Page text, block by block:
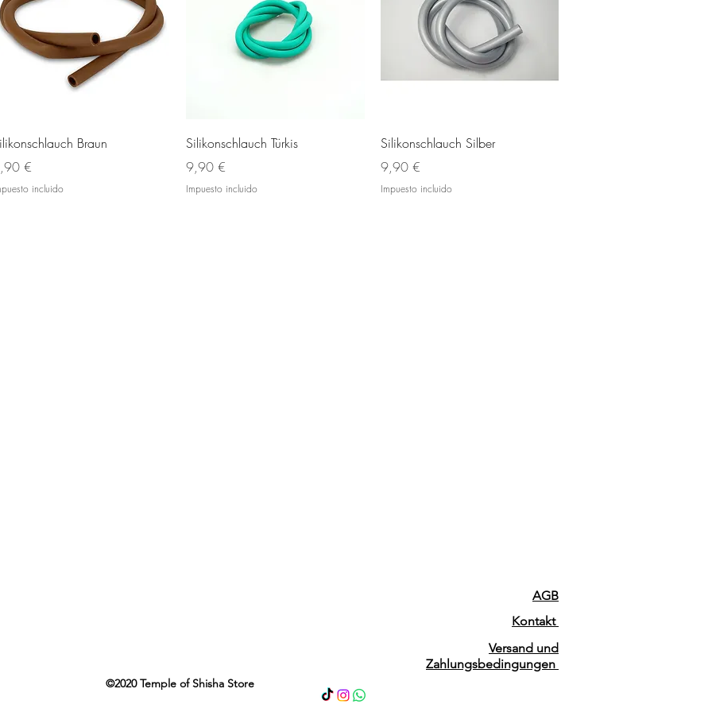
Vista rápida
Braun
€
incluido
Vista rápida
Silikonschlauch Türkis
Precio
9,90 €
Impuesto incluido
Vista rápida
Silikonschlauch Silber
Precio
9,90 €
Impuesto incluido
AGB
Kontakt
Versand und
Zahlungsbedingungen
©2020 Temple of Shisha Store